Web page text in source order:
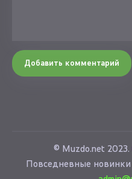
Добавить комментарий
© Muzdo.net 2023.
Повседневные новинки